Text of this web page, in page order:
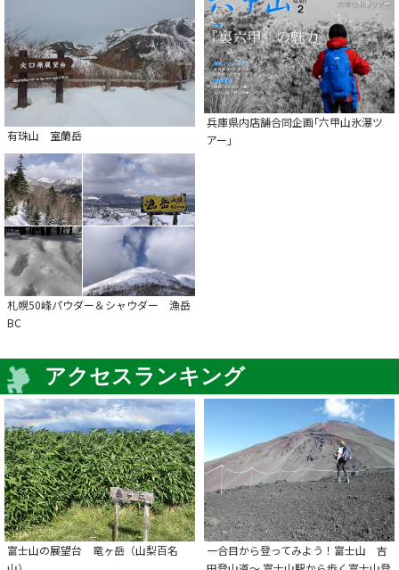
有珠山 室蘭岳
兵庫県内店舗合同企画｢六甲山氷瀑ツ
アー｣
札幌50峰パウダー＆シャウダー 漁岳
BC
アクセスランキング
富士山の展望台 竜ヶ岳（山梨百名
一合目から登ってみよう！富士山 吉